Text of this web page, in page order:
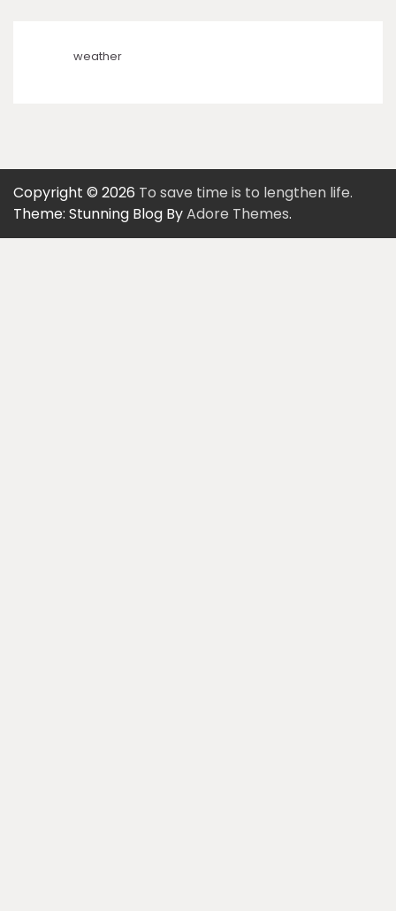
weather
Copyright © 2026 To save time is to lengthen life.
Theme: Stunning Blog ByAdore Themes.